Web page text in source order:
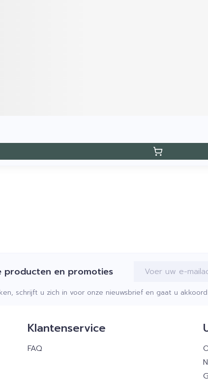
producten en promoties
schrijft u zich in voor onze nieuwsbrief en gaat u
Klantenservice
FAQ